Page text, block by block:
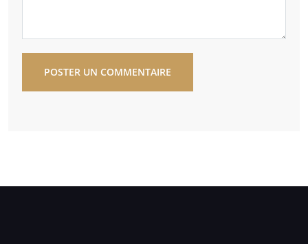
POSTER UN COMMENTAIRE